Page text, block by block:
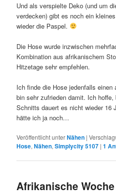
Und als verspielte Deko (und um
verdecken) gibt es noch ein
wieder die Paspel.
Die Hose wurde inzwischen
Kombination aus afrikanischem
Hitzetage sehr empfehlen.
Ich finde die Hose jedenfalls einen
bin sehr zufrieden damit. Ich
Schnitts dauert es nicht wieder 16
hätte ich ja noch…
Veröffentlicht unterNähen |
Hose,Nähen,Simplycity 5107 |1
Afrikanische